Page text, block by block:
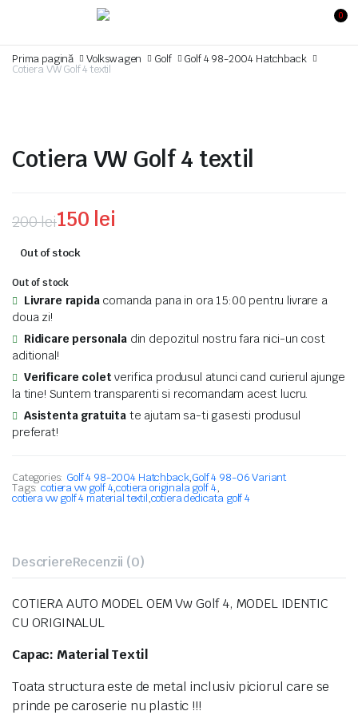
0
Prima pagină Volkswagen Golf Golf 4 98-2004 Hatchback
Cotiera VW Golf 4 textil
Cotiera VW Golf 4 textil
200lei
Prețul
a
fost:
200 lei.
150 lei
Prețul
este:
150 lei.
Out of stock
Out of stock
Livrare rapidacomanda pana in ora 15:00 pentru livrare a
doua zi!
Ridicare personaladin depozitul nostru fara nici-un cost
aditional!
Verificare colet verifica produsul atunci cand curierul ajunge
la tine! Suntem transparenti si recomandam acest lucru.
Asistenta gratuitate ajutam sa-ti gasesti produsul
preferat!
Categories: Golf 4 98-2004 Hatchback,Golf 4 98-06 Variant
Tags: cotiera vw golf 4,cotiera originala golf 4,
cotiera vw golf 4 material textil,cotiera dedicata golf 4
DescriereRecenzii (0)
COTIERA AUTO MODEL OEM Vw Golf 4, MODEL IDENTIC
CU ORIGINALUL
Capac: Material Textil
Toata structura este de metal inclusiv piciorul care se
prinde pe caroserie nu plastic !!!